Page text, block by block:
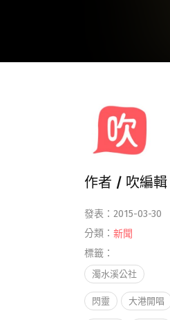
作者 / 吹編輯
發表：2015-03-30
分類： 新聞
標籤：
濁水溪公社
閃靈 大港開唱